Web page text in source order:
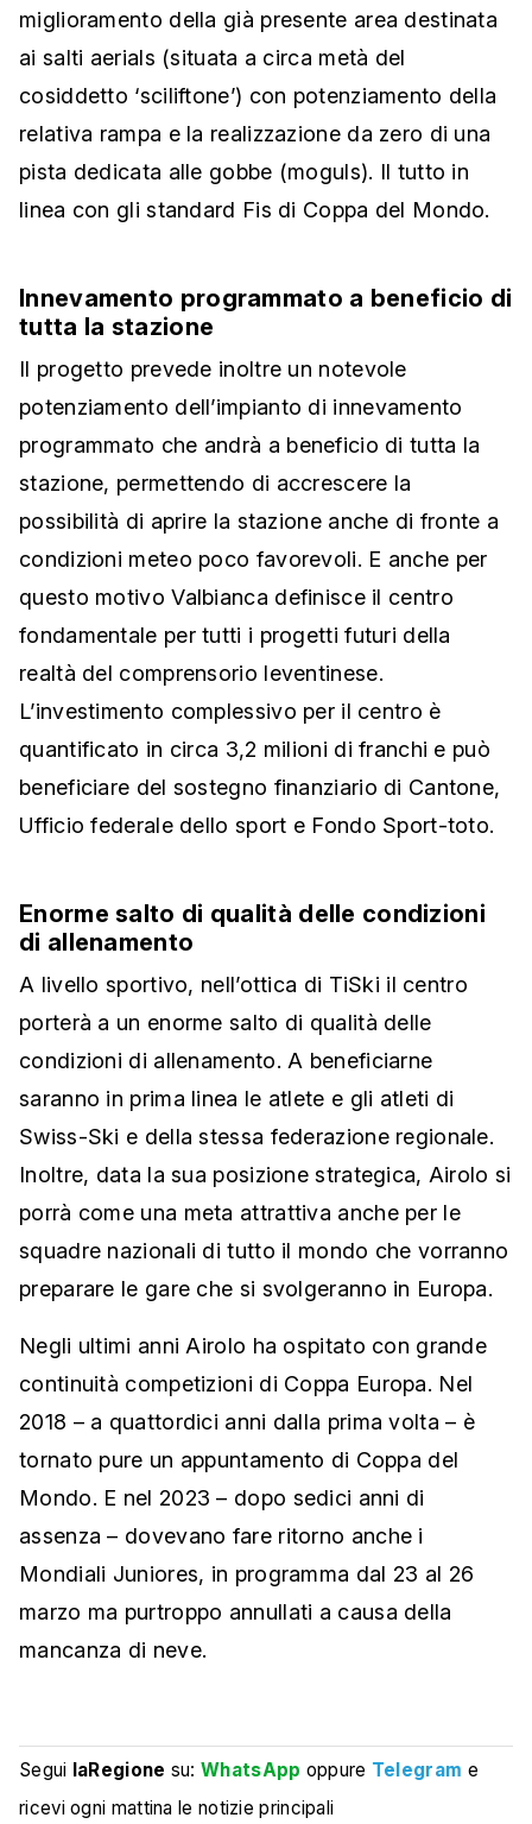
miglioramento della già presente area destinata
ai salti aerials (situata a circa metà del
cosiddetto ‘sciliftone’) con potenziamento della
relativa rampa e la realizzazione da zero di una
pista dedicata alle gobbe (moguls). Il tutto in
linea con gli standard Fis di Coppa del Mondo.
Innevamento programmato a beneficio di
tutta la stazione
Il progetto prevede inoltre un notevole
potenziamento dell’impianto di innevamento
programmato che andrà a beneficio di tutta la
stazione, permettendo di accrescere la
possibilità di aprire la stazione anche di fronte a
condizioni meteo poco favorevoli. E anche per
questo motivo Valbianca definisce il centro
fondamentale per tutti i progetti futuri della
realtà del comprensorio leventinese.
L’investimento complessivo per il centro è
quantificato in circa 3,2 milioni di franchi e può
beneficiare del sostegno finanziario di Cantone,
Ufficio federale dello sport e Fondo Sport-toto.
Enorme salto di qualità delle condizioni
di allenamento
A livello sportivo, nell’ottica di TiSki il centro
porterà a un enorme salto di qualità delle
condizioni di allenamento. A beneficiarne
saranno in prima linea le atlete e gli atleti di
Swiss-Ski e della stessa federazione regionale.
Inoltre, data la sua posizione strategica, Airolo si
porrà come una meta attrattiva anche per le
squadre nazionali di tutto il mondo che vorranno
preparare le gare che si svolgeranno in Europa.
Negli ultimi anni Airolo ha ospitato con grande
continuità competizioni di Coppa Europa. Nel
2018 – a quattordici anni dalla prima volta – è
tornato pure un appuntamento di Coppa del
Mondo. E nel 2023 – dopo sedici anni di
assenza – dovevano fare ritorno anche i
Mondiali Juniores, in programma dal 23 al 26
marzo ma purtroppo annullati a causa della
mancanza di neve.
Segui laRegione su:WhatsApp oppure Telegram e
ricevi ogni mattina le notizie principali